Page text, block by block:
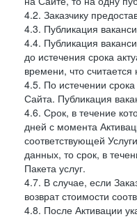
4.2. Заказчику
4.3. Публикация
4.4. Публикация
до истечения срока
времени, что
4.5. По истечении
Сайта. Публикация
4.6. Срок, в течение
дней с момента
соответствующей
данных, то срок, в
Пакета услуг.
4.7. В случае, если
возврат стоимости
4.8. После Активации